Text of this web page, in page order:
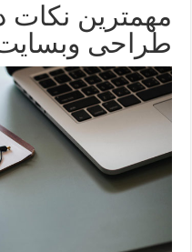
مهمترین نکات
طراحی